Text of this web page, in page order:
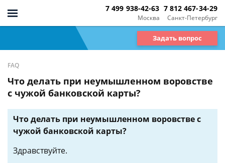
Москва
7 499 938-42-63
Санкт-Петербург
7 812 467-34-29
Задать вопрос
FAQ
Что делать при неумышленном воровстве
с чужой банковской карты?
Что делать при неумышленном воровстве с
чужой банковской карты?
Здравствуйте.